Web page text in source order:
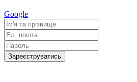
Google
Зареєструватись